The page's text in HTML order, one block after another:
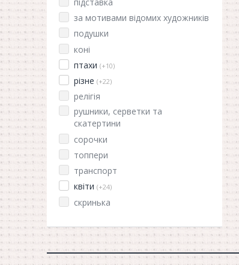
за мотивами відомих художників
подушки
коні
птахи (+10)
різне (+22)
релігія
рушники, серветки та
скатертини
сорочки
топпери
транспорт
квіти (+24)
скринька